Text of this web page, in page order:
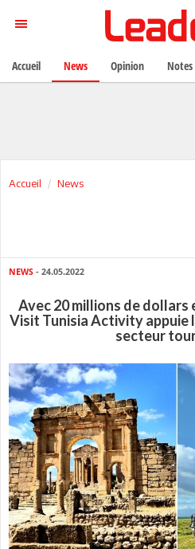
Accueil News
NEWS - 24.05.2022
Avec 20 millions de dollars
Visit Tunisia Activity appuie
secteur
Accueil News Opinion Notes